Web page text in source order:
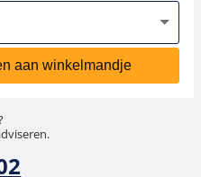
aan winkelmandje